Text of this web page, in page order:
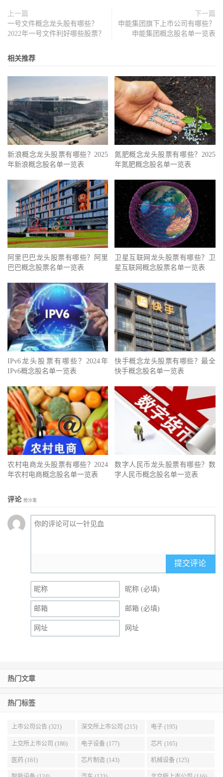
上一篇
一号文件概念龙头股有哪些？
2022年一号文件利好哪些股票？
下一篇
申能集团旗下上市公司有哪些？
申能集团概念股名单一览表
相关推荐
新浪概念龙头股票有哪些？2025
年新浪概念股名单一览表
氮肥概念龙头股票有哪些？2025
年氮肥概念股名单一览表
阿里巴巴龙头股票有哪些？阿里
巴巴概念股票名单一览表
卫星互联网龙头股票有哪些？卫
星互联网概念股票名单一览表
IPv6龙头股票有哪些？2024年
IPv6概念股名单一览表
快手概念龙头股票有哪些？最全
快手概念股名单一览表
农村电商龙头股票有哪些？2024
年农村电商概念股名单一览表
数字人民币龙头股票有哪些？数
字人民币概念股名单一览表
评论 抢沙发
提交评论
昵称 (必填)
邮箱 (必填)
网址
热门文章
热门标签
上市公司公告 (321) 深交所上市公司 (215) 电子 (195)
上交所上市公司 (186) 电子设备 (177) 芯片 (165)
医药 (161) 芯片制造 (143) 机械设备 (125)